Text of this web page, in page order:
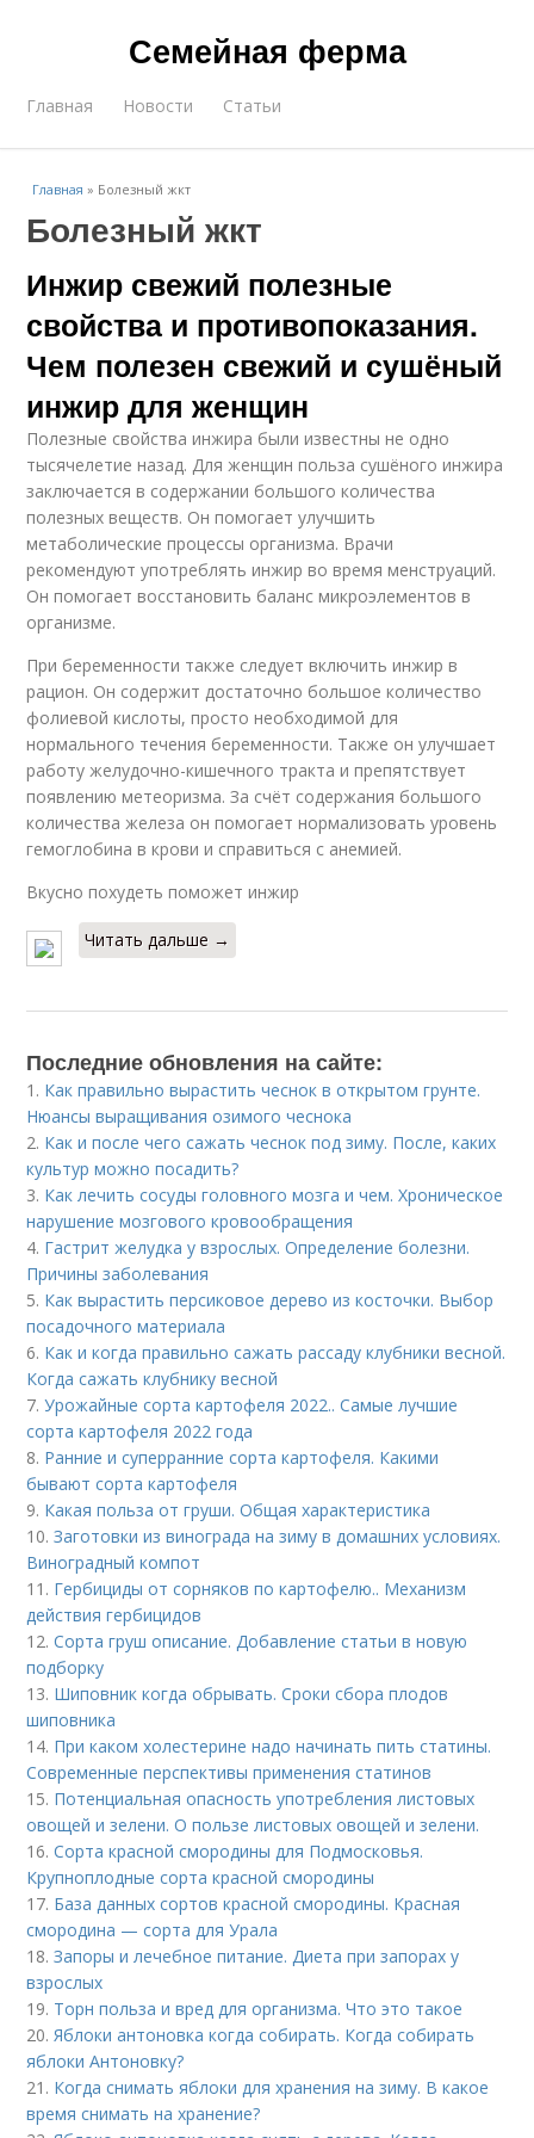
Семейная ферма
Главная Новости Статьи
Главная » Болезный жкт
Болезный жкт
Инжир свежий полезные
свойства и противопоказания.
Чем полезен свежий и сушёный
инжир для женщин
Полезные свойства инжира были известны не одно
тысячелетие назад. Для женщин польза сушёного инжира
заключается в содержании большого количества
полезных веществ. Он помогает улучшить
метаболические процессы организма. Врачи
рекомендуют употреблять инжир во время менструаций.
Он помогает восстановить баланс микроэлементов в
организме.
При беременности также следует включить инжир в
рацион. Он содержит достаточно большое количество
фолиевой кислоты, просто необходимой для
нормального течения беременности. Также он улучшает
работу желудочно-кишечного тракта и препятствует
появлению метеоризма. За счёт содержания большого
количества железа он помогает нормализовать уровень
гемоглобина в крови и справиться с анемией.
Вкусно похудеть поможет инжир
Читать дальше →
Последние обновления на сайте:
1. Как правильно вырастить чеснок в открытом грунте.
Нюансы выращивания озимого чеснока
2. Как и после чего сажать чеснок под зиму. После, каких
культур можно посадить?
3. Как лечить сосуды головного мозга и чем. Хроническое
нарушение мозгового кровообращения
4. Гастрит желудка у взрослых. Определение болезни.
Причины заболевания
5. Как вырастить персиковое дерево из косточки. Выбор
посадочного материала
6. Как и когда правильно сажать рассаду клубники весной.
Когда сажать клубнику весной
7.Урожайные сорта картофеля 2022.. Самые лучшие
сорта картофеля 2022 года
8. Ранние и суперранние сорта картофеля. Какими
бывают сорта картофеля
9. Какая польза от груши. Общая характеристика
10.Заготовки из винограда на зиму в домашних условиях.
Виноградный компот
11. Гербициды от сорняков по картофелю.. Механизм
действия гербицидов
12.Сорта груш описание. Добавление статьи в новую
подборку
13. Шиповник когда обрывать. Сроки сбора плодов
шиповника
14. При каком холестерине надо начинать пить статины.
Современные перспективы применения статинов
15. Потенциальная опасность употребления листовых
овощей и зелени. О пользе листовых овощей и зелени.
16.Сорта красной смородины для Подмосковья.
Крупноплодные сорта красной смородины
17. База данных сортов красной смородины. Красная
смородина — сорта для Урала
18.Запоры и лечебное питание. Диета при запорах у
взрослых
19. Торн польза и вред для организма. Что это такое
20.Яблоки антоновка когда собирать. Когда собирать
яблоки Антоновку?
21. Когда снимать яблоки для хранения на зиму. В какое
время снимать на хранение?